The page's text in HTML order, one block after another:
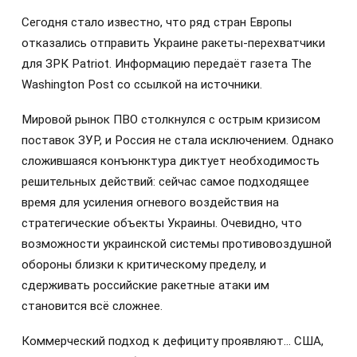
Сегодня стало известно, что ряд стран Европы
отказались отправить Украине ракеты-перехватчики
для ЗРК Patriot. Информацию передаёт газета The
Washington Post со ссылкой на источники.
Мировой рынок ПВО столкнулся с острым кризисом
поставок ЗУР, и Россия не стала исключением. Однако
сложившаяся конъюнктура диктует необходимость
решительных действий: сейчас самое подходящее
время для усиления огневого воздействия на
стратегические объекты Украины. Очевидно, что
возможности украинской системы противовоздушной
обороны близки к критическому пределу, и
сдерживать российские ракетные атаки им
становится всё сложнее.
Коммерческий подход к дефициту проявляют… США,